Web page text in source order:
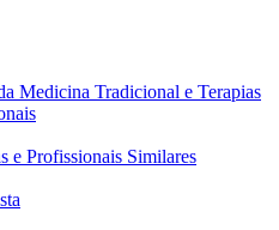
Medicina Tradicional e Terapias
e Profissionais Similares